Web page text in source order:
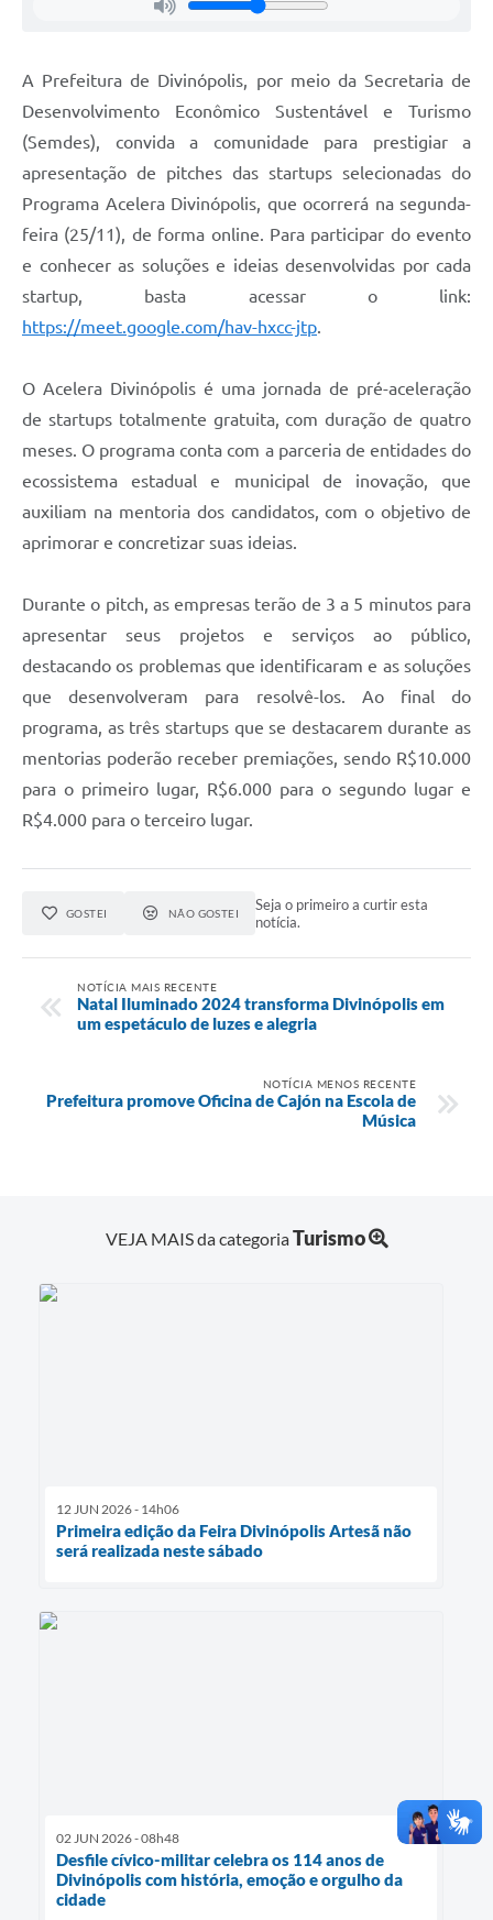
A Prefeitura de Divinópolis, por meio da Secretaria de
Desenvolvimento Econômico Sustentável e Turismo
(Semdes), convida a comunidade para prestigiar a
apresentação de pitches das startups selecionadas do
Programa Acelera Divinópolis, que ocorrerá na segunda-
feira (25/11), de forma online. Para participar do evento
e conhecer as soluções e ideias desenvolvidas por cada
startup, basta acessar o link:
https://meet.google.com/hav-hxcc-jtp
O Acelera Divinópolis é uma jornada de pré-aceleração
de startups totalmente gratuita, com duração de quatro
meses. O programa conta com a parceria de entidades do
ecossistema estadual e municipal de inovação, que
auxiliam na mentoria dos candidatos, com o objetivo de
aprimorar e concretizar suas ideias.
Durante o pitch, as empresas terão de 3 a 5 minutos para
apresentar seus projetos e serviços ao público,
destacando os problemas que identificaram e as soluções
que desenvolveram para resolvê-los. Ao final do
programa, as três startups que se destacarem durante as
mentorias poderão receber premiações, sendo R$10.000
para o primeiro lugar, R$6.000 para o segundo lugar e
R$4.000 para o terceiro lugar.
GOSTEI NÃO GOSTEI
Seja o primeiro a curtir esta
notícia.
NOTÍCIA MAIS RECENTE
Natal Iluminado 2024 transforma Divinópolis em
um espetáculo de luzes e alegria
NOTÍCIA MENOS RECENTE
Prefeitura promove Oficina de Cajón na Escola de
Música
VEJA MAIS da categoriaTurismo
12 JUN 2026 - 14h06
Primeira edição da Feira Divinópolis Artesã não
será realizada neste sábado
02 JUN 2026 - 08h48
Desfile cívico-militar celebra os 114 anos de
Divinópolis com história, emoção e orgulho da
cidade